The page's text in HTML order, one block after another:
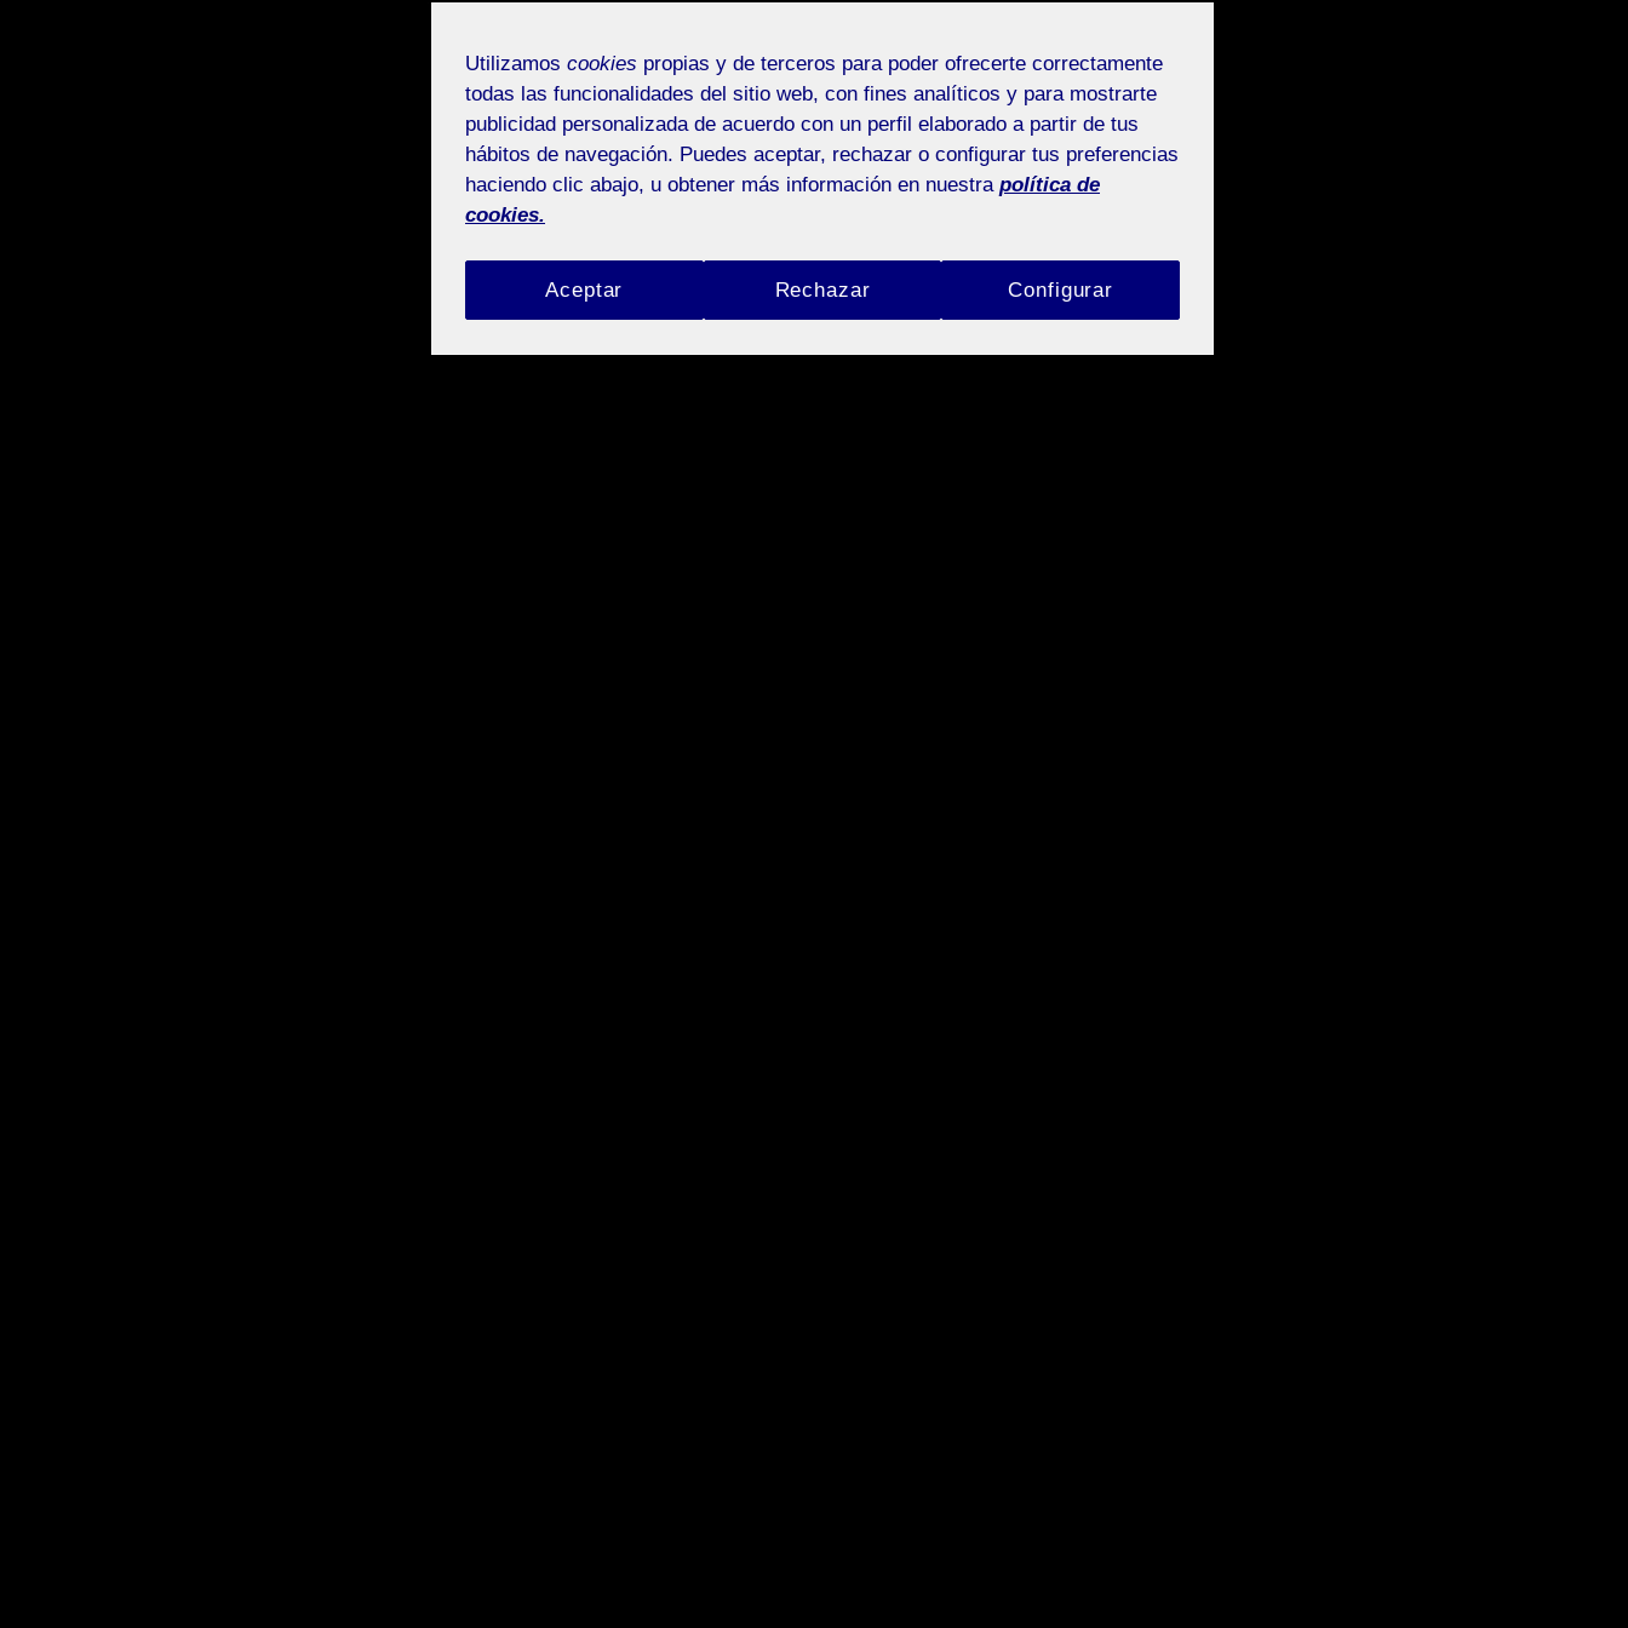
Utilizamos cookies propias y de terceros para poder ofrecerte correctamente
todas las funcionalidades del sitio web, con fines analíticos y para mostrarte
publicidad personalizada de acuerdo con un perfil elaborado a partir de tus
hábitos de navegación. Puedes aceptar, rechazar o configurar tus preferencias
haciendo clic abajo, u obtener más información en nuestra política de
cookies.
Rechazar
Aceptar Configurar